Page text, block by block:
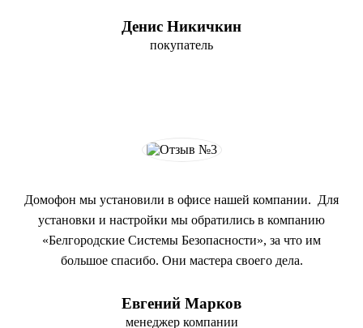
Денис Никичкин
покупатель
Домофон мы установили в офисе нашей компании. Для
установки и настройки мы обратились в компанию
«Белгородские Системы Безопасности», за что им
большое спасибо. Они мастера своего дела.
Евгений Марков
менеджер компании